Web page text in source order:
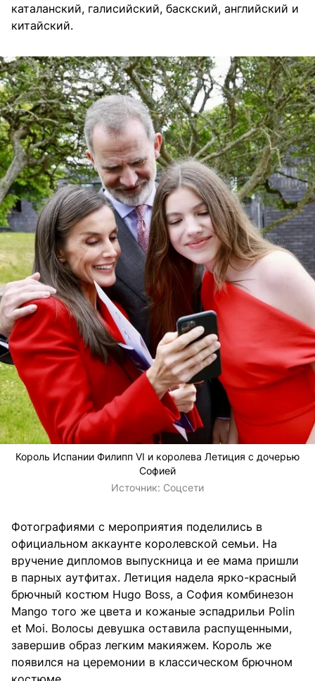
каталанский, галисийский, баскский, английский и
китайский.
Король Испании Филипп VI и королева Летиция с дочерью
Софией
Источник: Соцсети
Фотографиями с мероприятия поделились в
официальном аккаунте королевской семьи. На
вручение дипломов выпускница и ее мама пришли
в парных аутфитах. Летиция надела ярко-красный
брючный костюм Hugo Boss, а София комбинезон
Mango того же цвета и кожаные эспадрильи Polin
et Moi. Волосы девушка оставила распущенными,
завершив образ легким макияжем. Король же
появился на церемонии в классическом брючном